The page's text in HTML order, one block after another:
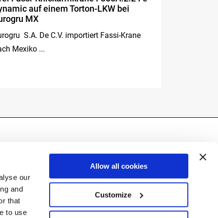
our
and
that
to use
Allow all cookies
Customize
auf einem Torton-LKW bei
MX
S.A. De C.V. importiert Fassi-Krane
Mexiko ...